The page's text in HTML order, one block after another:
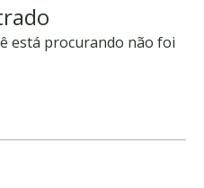
está procurando não foi